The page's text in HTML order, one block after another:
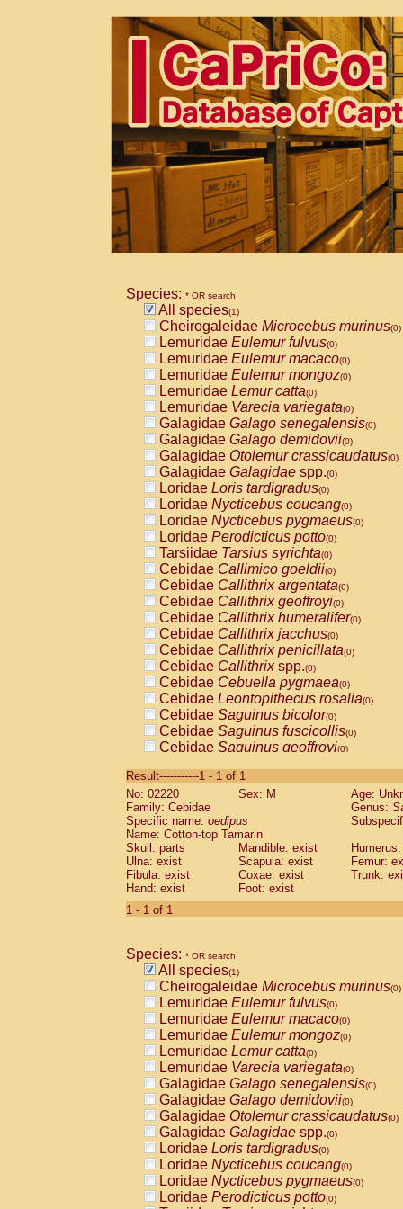
Species: * OR search
All species(1)
Cheirogaleidae Microcebus murinus(0)
Lemuridae Eulemur fulvus(0)
Lemuridae Eulemur macaco(0)
Lemuridae Eulemur mongoz(0)
Lemuridae Lemur catta(0)
Lemuridae Varecia variegata(0)
Galagidae Galago senegalensis(0)
Galagidae Galago demidovii(0)
Galagidae Otolemur crassicaudatus(0)
Galagidae Galagidae spp.(0)
Loridae Loris tardigradus(0)
Loridae Nycticebus coucang(0)
Loridae Nycticebus pygmaeus(0)
Loridae Perodicticus potto(0)
Tarsiidae Tarsius syrichta(0)
Cebidae Callimico goeldii(0)
Cebidae Callithrix argentata(0)
Cebidae Callithrix geoffroyi(0)
Cebidae Callithrix humeralifer(0)
Cebidae Callithrix jacchus(0)
Cebidae Callithrix penicillata(0)
Cebidae Callithrixspp.(0)
Cebidae Cebuella pygmaea(0)
Cebidae Leontopithecus rosalia(0)
Cebidae Saguinus bicolor(0)
Cebidae Saguinus fuscicollis(0)
Cebidae Saguinus geoffroyi(0)
CebidaeSaguinus labiatus(0)
Cebidae Saguinus leucopus (0)
Cebidae
CebidaeSaguinus mystax
Cebidae Saguinus nigricollis (0)
Cebidae Saguinus oedipus
Cebidae Saguinus weddelli
Cebidae Saguinusspp.
Cebidae
CebidaeCebus capucinus
CebidaeCebus nigrivittatus
CebidaeCebus spp.(0)
CebidaeSaimiri boliviensis(0)
CebidaeSaimiri sciureus(0)
AtelidaeAlouatta caraya(0)
AtelidaeAlouatta fusca(0)
AtelidaeAlouatta seniculus(0)
AtelidaeAlouattaspp.(0)
AtelidaeAteles belzebuth(0)
AtelidaeAteles geoffroyi(0)
AtelidaeAteles paniscus(0)
AtelidaeAtelesspp.(0)
AtelidaeLagothrix lagothricha(0)
AtelidaeLagothrix lagothricha cana
PitheciidaeCacajao calvus
Result-----------1 - 1 of 1
No: 02220
Sex: M
Age:
Family: Cebidae
Genus:
Specific name: oedipus
Name: Cotton-top Tamarin
Skull: parts
Mandible: exist
Ulna: exist
Scapula: exist
Femur:
Fibula: exist
Coxae: exist
Trunk:
Hand: exist
Foot: exist
1 - 1 of 1
Species: * OR search
All species(1)
Cheirogaleidae Microcebus murinus(0)
Lemuridae Eulemur fulvus(0)
Lemuridae Eulemur macaco(0)
Lemuridae Eulemur mongoz(0)
Lemuridae Lemur catta(0)
Lemuridae Varecia variegata(0)
Galagidae Galago senegalensis(0)
Galagidae Galago demidovii(0)
Galagidae Otolemur crassicaudatus(0)
Galagidae Galagidae spp.(0)
Loridae Loris tardigradus(0)
Loridae Nycticebus coucang(0)
Loridae Nycticebus pygmaeus(0)
Loridae Perodicticus potto(0)